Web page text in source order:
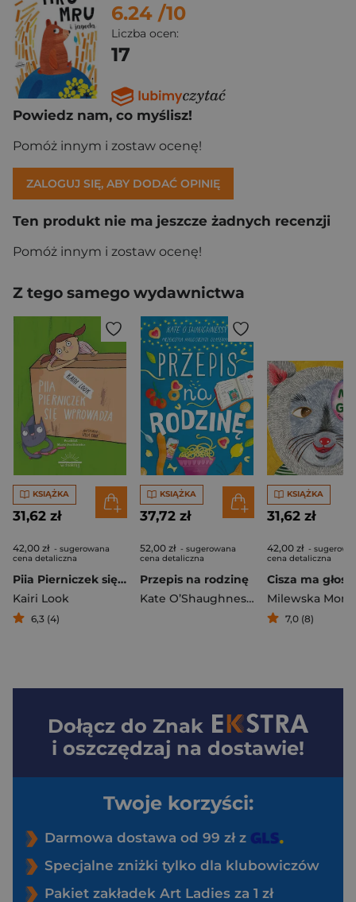
6.24 /10
Liczba ocen:
17
Powiedz nam, co myślisz!
Pomóż innym i zostaw ocenę!
ZALOGUJ SIĘ, ABY DODAĆ OPINIĘ
Ten produkt nie ma jeszcze żadnych recenzji
Pomóż innym i zostaw ocenę!
Z tego samego wydawnictwa
KSIĄŻKA
31,62 zł
42,00 zł - sugerowana
cena detaliczna
Piia Pierniczek się wprowadza
Kairi Look
6,3 (4)
KSIĄŻKA
37,72 zł
52,00 zł - sugerowana
cena detaliczna
Przepis na rodzinę
Kate O’Shaughnessy
KSIĄŻKA
31,62 zł
42,00 zł -
cena detaliczna
Cisza ma głos
Milewska
7,0 (8)
Dołącz do Znak
i oszczędzaj na dostawie!
Twoje korzyści:
Darmowa dostawa od 99 zł z
Specjalne zniżki tylko dla klubowiczów
Pakiet zakładek Art Ladies za 1 zł